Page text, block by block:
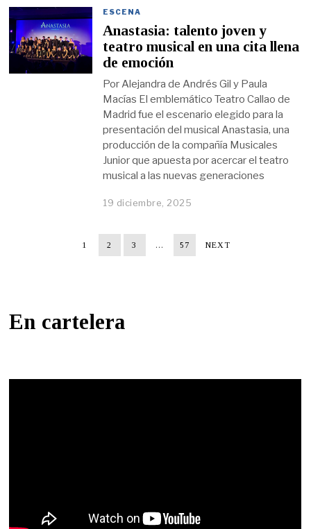
ESCENA
Anastasia: talento joven y
teatro musical en una cita llena
de emoción
Por Alejandra de Andrés Gil y Paula
Macías El emblemático Teatro Callao de
Madrid fue el escenario elegido para la
presentación del musical Anastasia, una
producción de la compañía Musicales
Junior que apuesta por acercar el teatro
musical a las nuevas generaciones
19 diciembre, 2025
1 2 3 … 57 NEXT
En cartelera